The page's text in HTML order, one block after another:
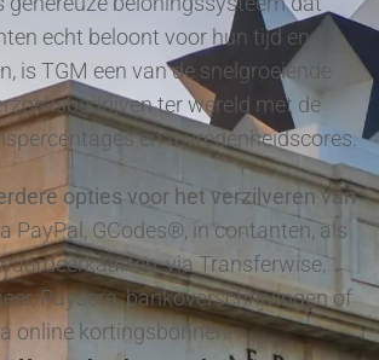
echt beloont voor hun tijd en
is TGM een van de snelgroeiende
ter wereld met de
en tevredenheidscores.
opties voor het verzilveren van
PayPal, GCodes®, in contanten, als
via Transferwise,
Paysera, bankoverschrijvingen of
online kortingsbonnen.